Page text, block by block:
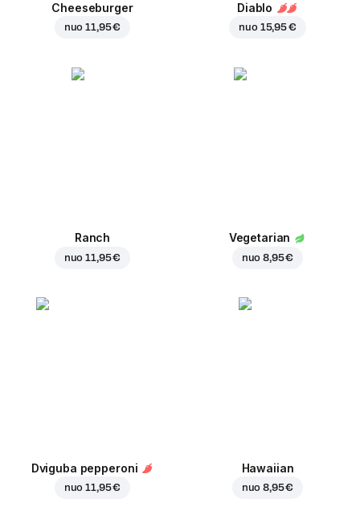
Cheeseburger
nuo11,95 €
Diablo
nuo 15,95 €
Ranch
nuo11,95 €
Vegetarian
nuo8,95 €
Dviguba pepperoni
nuo11,95 €
Hawaiian
nuo8,95 €